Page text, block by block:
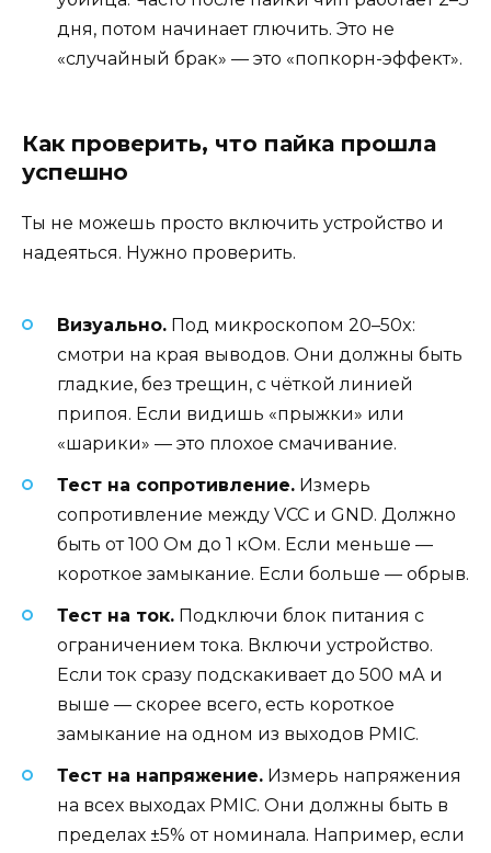
дня, потом начинает глючить. Это не
«случайный брак» — это «попкорн-эффект».
Как проверить, что пайка прошла
успешно
Ты не можешь просто включить устройство и
надеяться. Нужно проверить.
Визуально. Под микроскопом 20–50x:
смотри на края выводов. Они должны быть
гладкие, без трещин, с чёткой линией
припоя. Если видишь «прыжки» или
«шарики» — это плохое смачивание.
Тест на сопротивление. Измерь
сопротивление между VCC и GND. Должно
быть от 100 Ом до 1 кОм. Если меньше —
короткое замыкание. Если больше — обрыв.
Тест на ток. Подключи блок питания с
ограничением тока. Включи устройство.
Если ток сразу подскакивает до 500 мА и
выше — скорее всего, есть короткое
замыкание на одном из выходов PMIC.
Тест на напряжение. Измерь напряжения
на всех выходах PMIC. Они должны быть в
пределах ±5% от номинала. Например, если